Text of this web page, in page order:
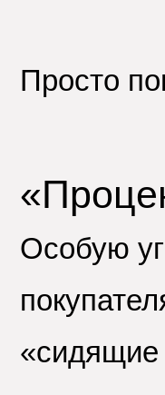
Просто
Особую
«сидящие